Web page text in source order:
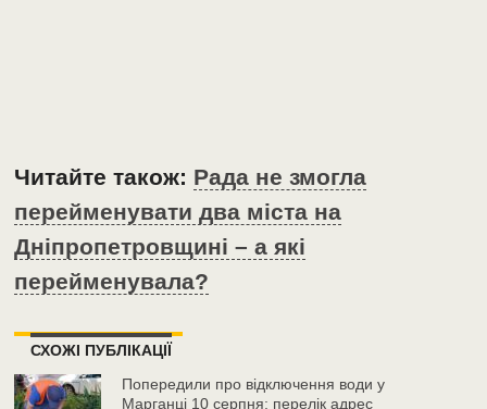
Читайте також: Рада не змогла
перейменувати два міста на
Дніпропетровщині – а які
перейменувала?
СХОЖІ ПУБЛІКАЦІЇ
Попередили про відключення води у
Марганці 10 серпня: перелік адрес